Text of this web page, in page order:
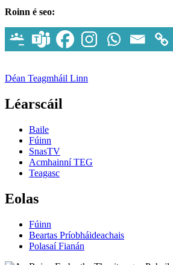
Roinn é seo:
Déan Teagmháil Linn
Léarscáil
Baile
Fúinn
SnasTV
Acmhainní TEG
Teagasc
Eolas
Fúinn
Beartas Príobháideachais
Polasaí Fianán